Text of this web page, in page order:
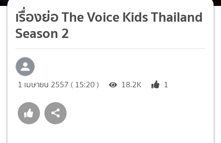
เรื่องย่อ The Voice Kids Thailand
Season 2
1 เมษายน 2557 ( 15:20 ) 18.2K 1